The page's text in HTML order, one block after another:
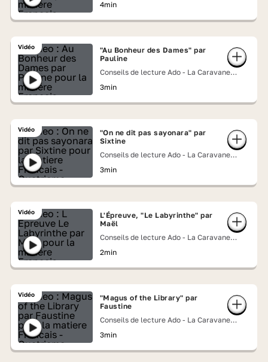
4min
Vidéo
"Au Bonheur des Dames" par
Pauline
Conseils de lecture Ado - La Caravane
3min
Vidéo
"On ne dit pas sayonara" par
Sixtine
Conseils de lecture Ado - La Caravane
3min
Vidéo
L'Épreuve, "Le Labyrinthe" par
Maël
Conseils de lecture Ado - La Caravane
2min
Vidéo
"Magus of the Library" par
Faustine
Conseils de lecture Ado - La Caravane
3min